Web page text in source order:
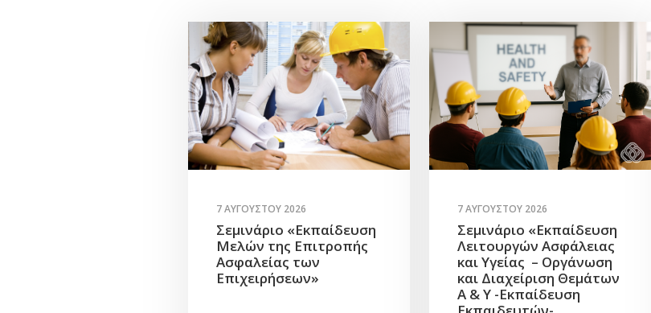
7 ΑΥΓΟΎΣΤΟΥ 2026
Σεμινάριο «Εκπαίδευση
Μελών της Επιτροπής
Ασφαλείας των
Επιχειρήσεων»
7 ΑΥΓΟΎΣΤΟΥ 2026
Σεμινάριο «Εκπαίδευση
Λειτουργών Ασφάλειας
και Υγείας – Οργάνωση
και Διαχείριση Θεμάτων
Α & Υ -Εκπαίδευση